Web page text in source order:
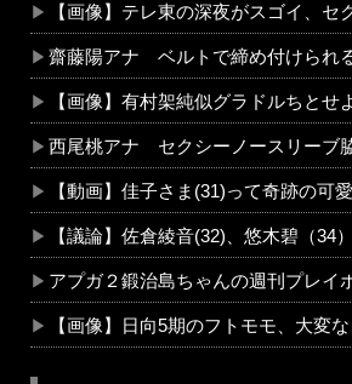
【画像】テレ東の深夜がスゴイ、
齋藤陽アナ ベルトで締め付けられ
【画像】有村架純似グラドルちと
西尾桃アナ セクシーノースリーブ
【動画】佳子さま(31)って奇跡の可
【議論】佐倉綾音(32)、悠木碧（
アプガ２鍛治島ちゃんの週刊プレイ
【画像】日向5期のフトモモ、大変